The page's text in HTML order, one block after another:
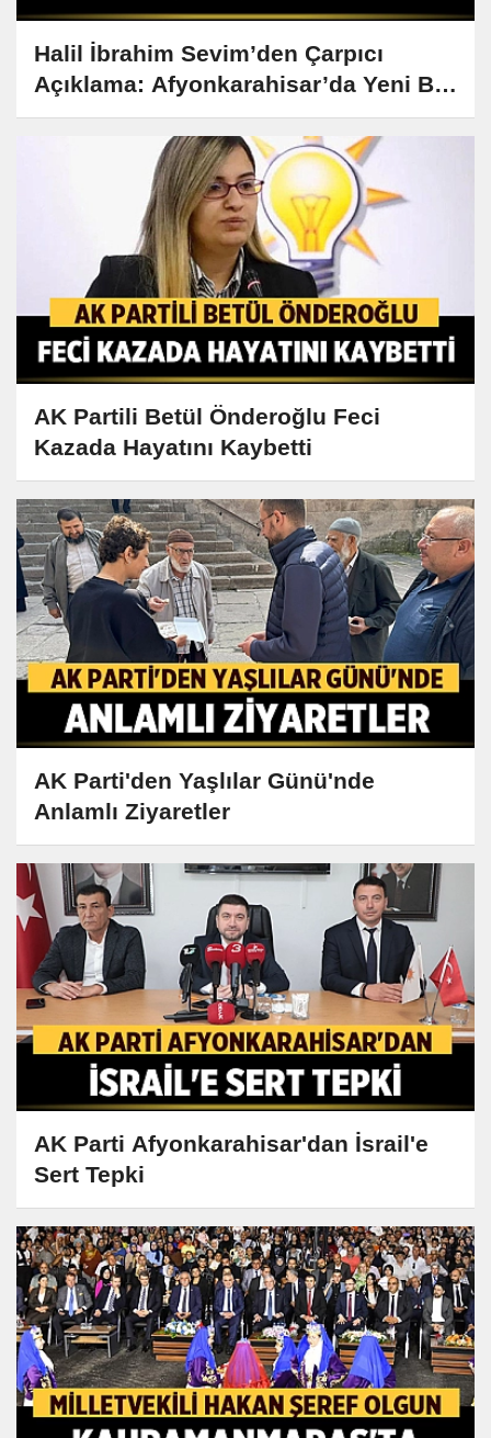
Halil İbrahim Sevim’den Çarpıcı
Açıklama: Afyonkarahisar’da Yeni Bir
Masa mı Kuruldu?
AK Partili Betül Önderoğlu Feci
Kazada Hayatını Kaybetti
AK Parti'den Yaşlılar Günü'nde
Anlamlı Ziyaretler
AK Parti Afyonkarahisar'dan İsrail'e
Sert Tepki